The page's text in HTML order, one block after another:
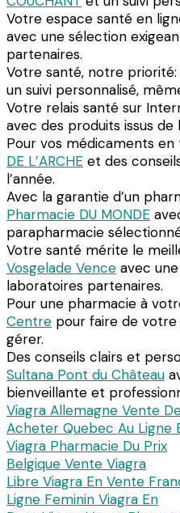
Votre espace santé en
avec une sélection
partenaires.
Votre santé, notre priorité:
un suivi personnalisé,
Votre relais santé sur
avec des produits issus
Pour vos médicaments
DE L’ARCHE et des
l’année.
Avec la garantie d’un
Pharmacie DU MONDE
parapharmacie
Votre santé mérite le
Vosgelade Vence avec
laboratoires partenaires.
Pour une pharmacie à
Centre pour faire de
gérer.
Des conseils clairs et
Sultana Pont du Château
bienveillante et
Viagra Allemagne Vente
Acheter Quebec Au Ligne
Viagra Pharmacie Du Prix
Belgique Vente Viagra
Libre Viagra En Vente
Ligne Feminin Viagra En